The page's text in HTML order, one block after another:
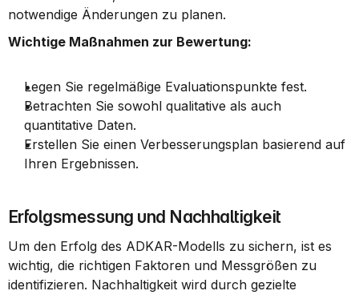
notwendige Änderungen zu planen.
Wichtige Maßnahmen zur Bewertung:
Legen Sie regelmäßige Evaluationspunkte fest.
Betrachten Sie sowohl qualitative als auch
quantitative Daten.
Erstellen Sie einen Verbesserungsplan basierend auf
Ihren Ergebnissen.
Erfolgsmessung und Nachhaltigkeit
Um den Erfolg des ADKAR-Modells zu sichern, ist es
wichtig, die richtigen Faktoren und Messgrößen zu